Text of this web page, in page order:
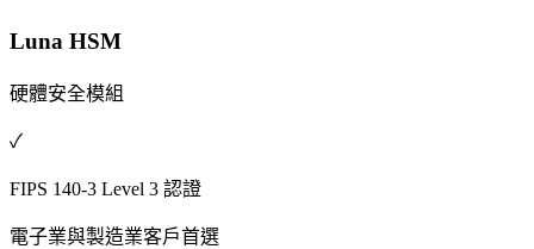
Luna HSM
硬體安全模組
✓
FIPS 140-3 Level 3 認證
電子業與製造業客戶首選